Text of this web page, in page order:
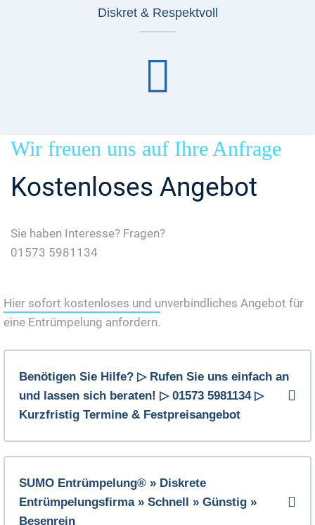
Diskret & Respektvoll
Wir freuen uns auf Ihre Anfrage
Kostenloses Angebot
Sie haben Interesse? Fragen?
01573 5981134
Hier sofort kostenloses und unverbindliches Angebot für
eine Entrümpelung anfordern.
Benötigen Sie Hilfe? ▷ Rufen Sie uns einfach an
und lassen sich beraten! ▷ 01573 5981134 ▷
Kurzfristig Termine & Festpreisangebot
SUMO Entrümpelung® » Diskrete
Entrümpelungsfirma » Schnell » Günstig »
Besenrein